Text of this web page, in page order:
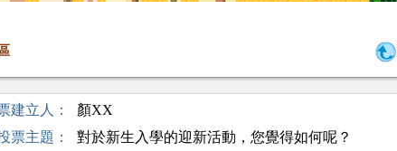
建立人：
顏XX
票主題：
對於新生入學的迎新活動，您覺得如何呢？